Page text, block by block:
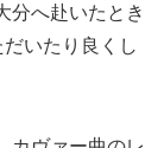
分へ赴いたとき
いたり良くし